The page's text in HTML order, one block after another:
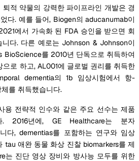
적 약물의 강력한 파이프라인 개발은 경
다. 예를 들어, Biogen의 aducanumab이
에서 가속화 된 FDA 승인을 받으면 회
다. 다른 예로는 Johnson & Johnson이
BioScience를 2010년 단독으로 취득하여
로 하고, AL001에 글로벌 권리를 취득한
dementia의 1b 임상시험에서 항-
를 취득했습니다.
용 전략적 인수와 같은 주요 선수는 제품
. 2016년에, GE Healthcare는 분자
다, dementias를 포함하는 연구와 임상
tau 애완 동물 화상 진찰 biomarkers를 제
는 진단 영상 장비와 방사능 모두를 위한